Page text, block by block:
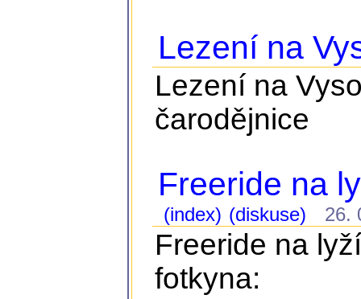
Lezení na
Lezení na
čarodějnice
Freeride na
(index) (diskuse) 26.
Freeride na
fotkyna: